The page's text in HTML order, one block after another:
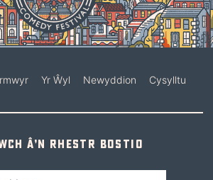
Yr Ŵyl Newyddion Cysylltu
â’n rhestr bostio